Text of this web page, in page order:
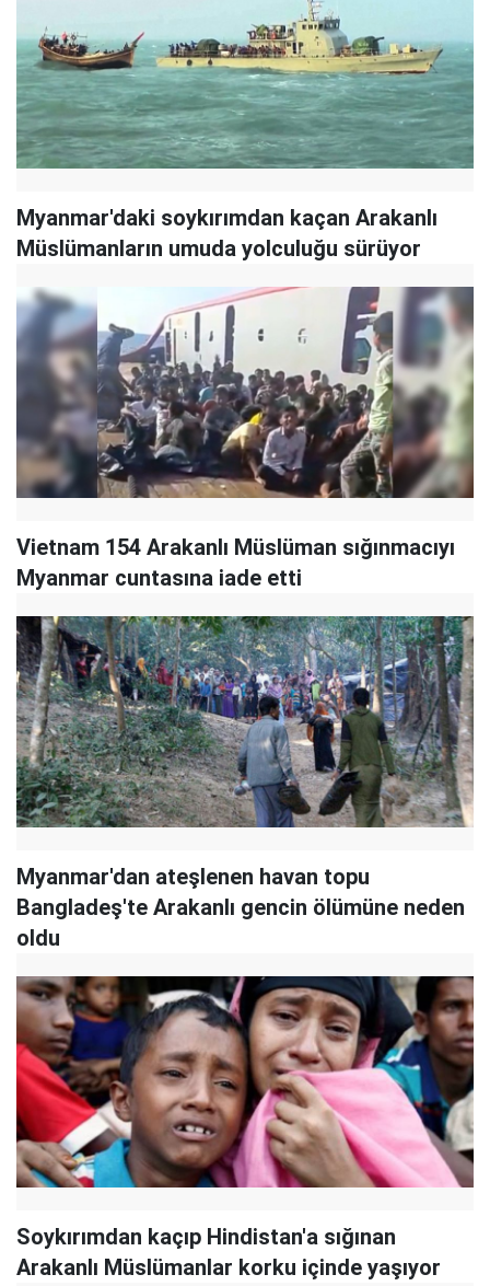
Myanmar'daki soykırımdan kaçan Arakanlı
Müslümanların umuda yolculuğu sürüyor
Vietnam 154 Arakanlı Müslüman sığınmacıyı
Myanmar cuntasına iade etti
Myanmar'dan ateşlenen havan topu
Bangladeş'te Arakanlı gencin ölümüne neden
oldu
Soykırımdan kaçıp Hindistan'a sığınan
Arakanlı Müslümanlar korku içinde yaşıyor